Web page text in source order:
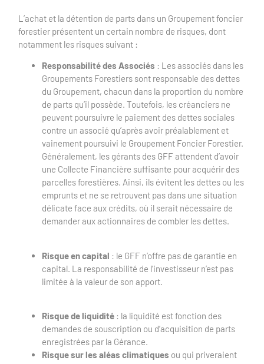
L’achat et la détention de parts dans un Groupement foncier
forestier présentent un certain nombre de risques, dont
notamment les risques suivant :
Responsabilité des Associés : Les associés dans les
Groupements Forestiers sont responsable des dettes
du Groupement, chacun dans la proportion du nombre
de parts qu’il possède. Toutefois, les créanciers ne
peuvent poursuivre le paiement des dettes sociales
contre un associé qu’après avoir préalablement et
vainement poursuivi le Groupement Foncier Forestier.
Généralement, les gérants des GFF attendent d’avoir
une Collecte Financière suffisante pour acquérir des
parcelles forestières. Ainsi, ils évitent les dettes ou les
emprunts et ne se retrouvent pas dans une situation
délicate face aux crédits, où il serait nécessaire de
demander aux actionnaires de combler les dettes.
Risque en capital : le GFF n’offre pas de garantie en
capital. La responsabilité de l’investisseur n’est pas
limitée à la valeur de son apport.
Risque de liquidité : la liquidité est fonction des
demandes de souscription ou d’acquisition de parts
enregistrées par la Gérance.
Risque sur les aléas climatiques ou qui priveraient